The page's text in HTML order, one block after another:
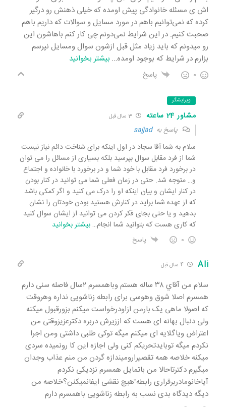
اش ی مسئله خانوادگی پیش اومده که خیلی ذهنش رو درگیر
کرده که نمی‌توانیم باهم در مورد مسایل و سوالات که داریم باهم
صحبت کنیم. در این شرایط نمی‌دونم چی کار کنم باهاشون این
رو میدونم که باید زیاد مثل قبل ازشون سوال ‌‌ومسایل نپرسم
بزارم در شرایط که بوجود اومده… بیشتر بخوانید
0 پاسخ
ویرایشگر
مشاور 24 ساعته 3 سال قبل
پاسخ بهsajjad
سلام به شما آقا سجاد در اول اینکه برای شناخت دائم نیاز نیست
شما از فرد مقابل سوال بپرسید بلکه بسیاری از مسائل را می توان
در برخورد فرد مقابل با خود شما و در برخورد با خانواده و اجتماع
و… متوجه شد. حتی در زمان فعلی شما می توانید در کنار بودن
در کنار ایشان و بیان اینکه او را درک می کنید و اگر کمکی باشد
که از عهده شما براید در کنارش هستید بودن خودتان را نشان
بدهید و یا حتی بجای فکر کردن می توانید از ایشان سوال کنید
که کاری هست که بتوانید شما انجام… بیشتر بخوانید
0 پاسخ
Ali
سلام من آقاي ۳۸ ساله هستم وباهمسرم ۲سال فاصله سنی دارم
همسرم اصلا شوق وهوسی برای رابطه زناشویی نداره وهروقت
که اصولا ماهی یک بارمن ازاودرخواست میکنم بزورقبول میکنه
ولی دنبال بهانه ای هست که اززیرش دربره دکترعزیزوقتی من
اعتراض ویاگلایه ای میکنم میگه توکی طلبی داشتی ومن اجرا
نکردم میگه توبایدتحریکم کنی ولی اجازه این کا رونمیده سردی
میکنه خلاصه همه تقصیرارومیندازه گردن من منم عذاب وجدان
میگیرم دکترتاحالا من باتمایل همسرم نزدیکی نکردم
آیاخانومادربرقراری رابطه ّهیچ نقشی ایفانمیکنن؟خلاصه من
دیگه دیدگاه بدی نسب به رابطه زناشویی باهمسرم دارم